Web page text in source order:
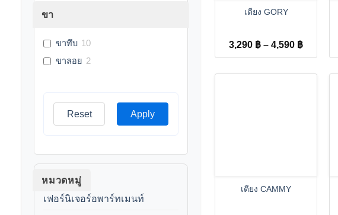
ขา
ขาทึบ 10
ขาลอย 2
Apply
Reset
หมวดหมู่
เฟอร์นิเจอร์อพาร์ทเมนท์
เตียง GORY
3,290 ฿ – 4,590 ฿Price
range:
through
เตียง CAMMY